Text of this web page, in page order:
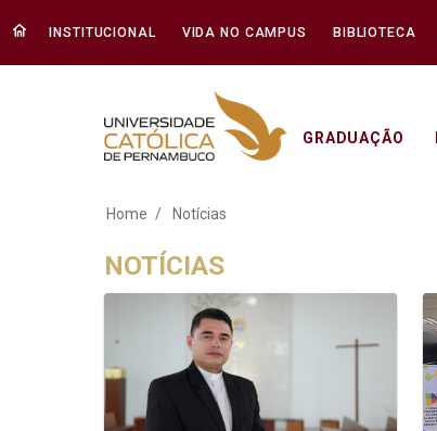
INSTITUCIONAL VIDA NO CAMPUS BIBLIOTECA
GRADUAÇÃO
Notícias - Unicap
Home Notícias
NOTÍCIAS